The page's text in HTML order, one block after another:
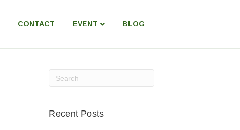
CONTACT EVENT BLOG
Recent Posts